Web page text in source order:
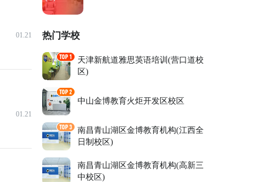
01.21
01.21
热门学校
天津新航道雅思英语培训(营口道校
区)
中山金博教育火炬开发区校区
南昌青山湖区金博教育机构(江西全
日制校区)
南昌青山湖区金博教育机构(高新三
中校区)